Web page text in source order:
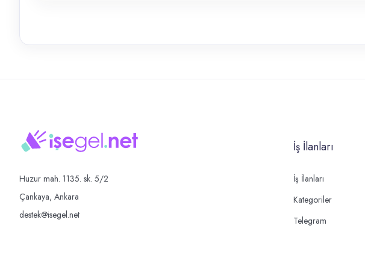
Huzur mah. 1135. sk. 5/2
Çankaya, Ankara
destek@isegel.net
İş İlanları
İş İlanları
Kategoriler
Telegram